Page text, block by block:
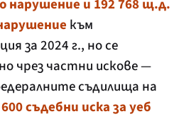
нарушение и 192 768 щ.д.
към
за 2024 г., но се
чрез частни искове —
съдилища на
съдебни иска за уеб